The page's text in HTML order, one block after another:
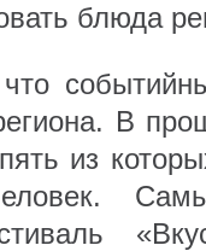
блюда
В
из